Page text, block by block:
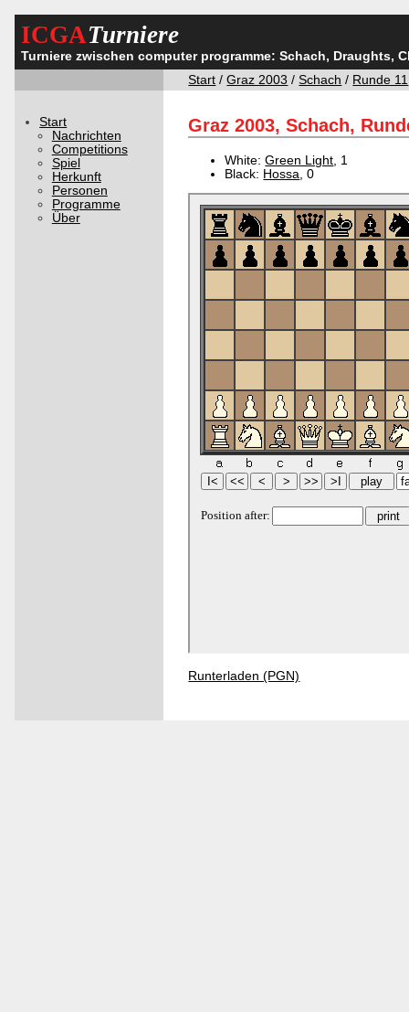
ICGATurniere
Turniere zwischen computer programme: Schach, Draughts,
Start /Graz 2003 /Schach / Runde 11
Start
Nachrichten
Competitions
Spiel
Herkunft
Personen
Programme
Über
Graz 2003, Schach,
White:Green Light , 1
Black: Hossa , 0
Runterladen (PGN)